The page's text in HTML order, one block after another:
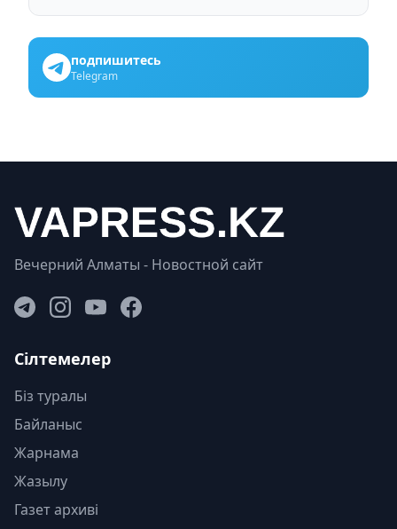
подпишитесь
Telegram
Вечерний Алматы - Новостной сайт
Сілтемелер
Біз туралы
Байланыс
Жарнама
Жазылу
Газет архиві